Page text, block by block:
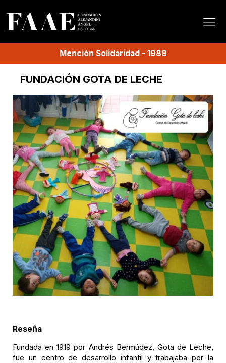
Mención Solidaridad- 1988
FUNDACIÓN GOTA DE LECHE
Reseña
Fundada en 1919 por Andrés Bermúdez, Gota de Leche,
fue un centro de desarrollo infantil y trabajaba por la